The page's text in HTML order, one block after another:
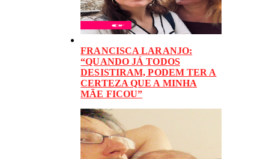
FRANCISCA LARANJO:
“QUANDO JÁ TODOS
DESISTIRAM, PODEM TER A
CERTEZA QUE A MINHA
MÃE FICOU”